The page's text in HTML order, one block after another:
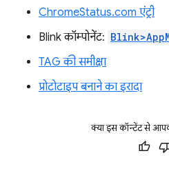
ChromeStatus.com एंट्री
Blink कॉम्पोनेंट:
TAG की समीक्षा
प्रोटोटाइप बनाने का इरादा
क्या इस कॉन्टेंट से